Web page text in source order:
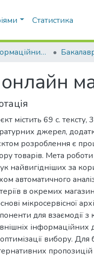
Статистика
Кафедра інформаційних систем та технологій (ІСТ)
містить 69 с.
джерел,
розроблення є
товарів. Мета
найвигідніших за
автоматичного
в окремих
мікросервісної
для взаємодії з
інформаційних
вибору.